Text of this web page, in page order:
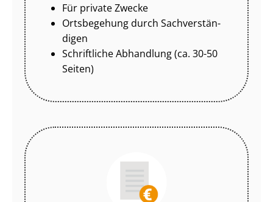
Für private Zwecke
Ortsbegehung durch Sach­ver­stän­
di­gen
Schriftliche Abhandlung (ca. 30-50
Seiten)